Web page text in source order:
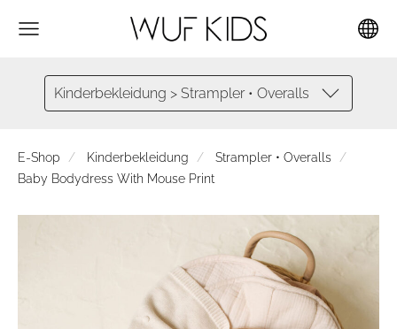
Kinderbekleidung > Strampler • Overalls
E-Shop Kinderbekleidung
Strampler • Overalls
Baby Bodydress With Mouse Print